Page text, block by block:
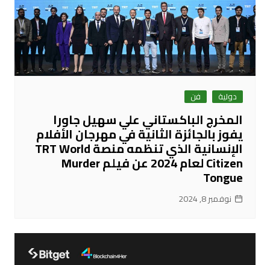
دولية فن
المخرج الباكستاني علي سهيل جاورا
يفوز بالجائزة الثانية في مهرجان الأفلام
الإنسانية الذي تنظمه منصة TRT World
Citizen لعام 2024 عن فيلم Murder
Tongue
نوفمبر 8, 2024